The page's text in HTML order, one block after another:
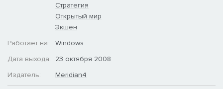
Стратегия
Открытый мир
Экшен
Работает на:
Windows
Дата выхода:
23 октября 2008
Издатель:
Meridian4